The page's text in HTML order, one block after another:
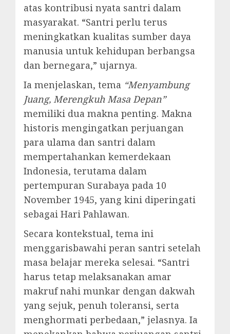
atas kontribusi nyata santri dalam
masyarakat. “Santri perlu terus
meningkatkan kualitas sumber daya
manusia untuk kehidupan berbangsa
dan bernegara,” ujarnya.
Ia menjelaskan, tema “Menyambung
Juang, Merengkuh Masa Depan”
memiliki dua makna penting. Makna
historis mengingatkan perjuangan
para ulama dan santri dalam
mempertahankan kemerdekaan
Indonesia, terutama dalam
pertempuran Surabaya pada 10
November 1945, yang kini diperingati
sebagai Hari Pahlawan.
Secara kontekstual, tema ini
menggarisbawahi peran santri setelah
masa belajar mereka selesai. “Santri
harus tetap melaksanakan amar
makruf nahi munkar dengan dakwah
yang sejuk, penuh toleransi, serta
menghormati perbedaan,” jelasnya. Ia